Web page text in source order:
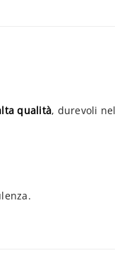
qualità, durevoli